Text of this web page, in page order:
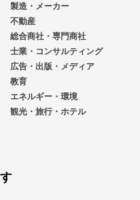
製造・メーカー
不動産
総合商社・専門商社
士業・コンサルティング
広告・出版・メディア
教育
エネルギー・環境
観光・旅行・ホテル